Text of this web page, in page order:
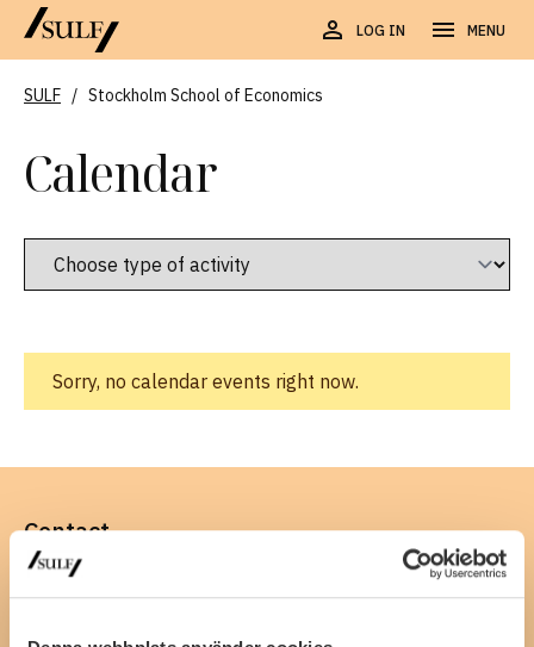
LOG IN MENU
SULF / Stockholm School of Economics
Calendar
Sorry, no calendar events right now.
Contact
SULF, The Swedish Association of University Teachers and
08-505 836 00 (switchboard),kansli@sulf.se